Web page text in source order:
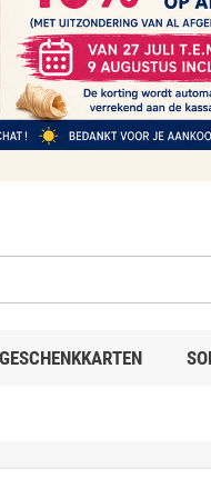
GESCHENKKARTEN